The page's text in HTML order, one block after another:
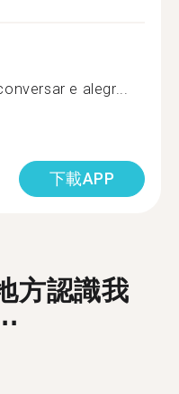
e alegr...
下載APP
方認識我